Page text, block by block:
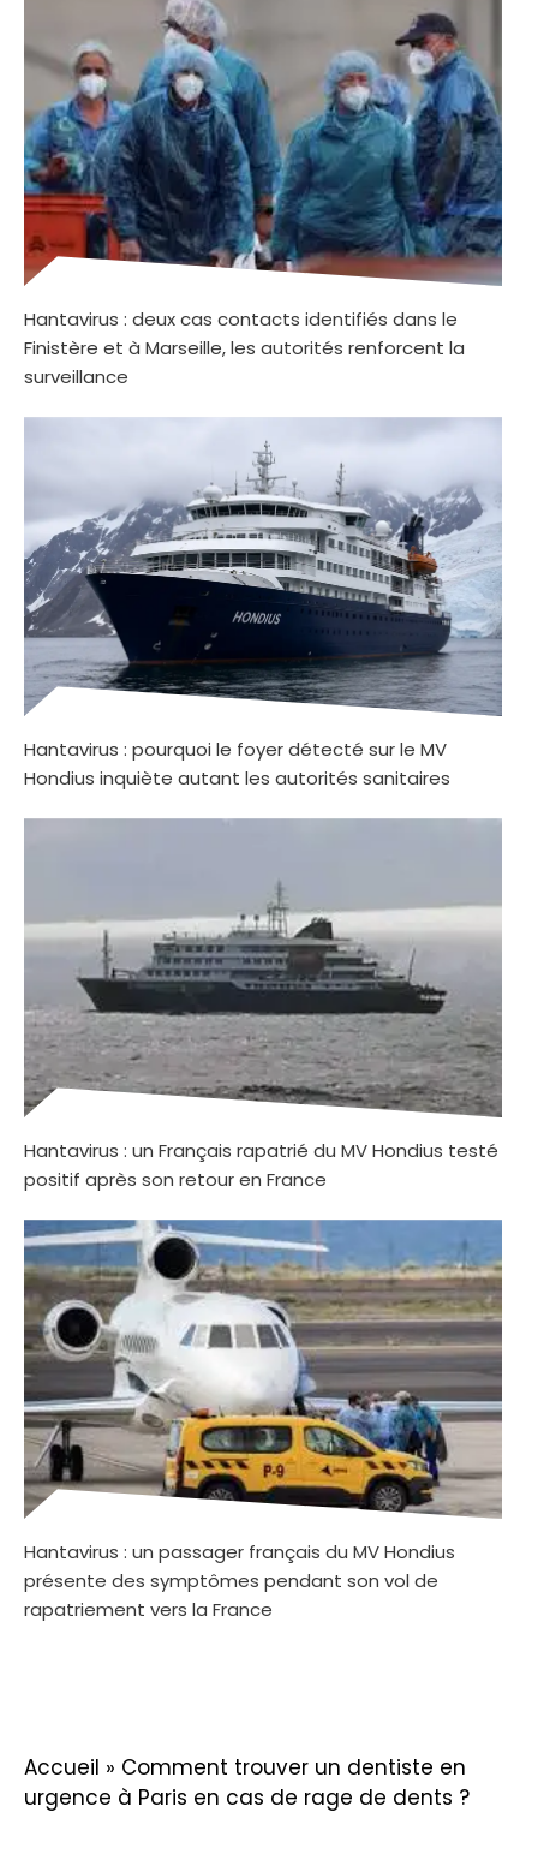
Hantavirus : deux cas contacts identifiés dans le
Finistère et à Marseille, les autorités renforcent la
surveillance
Hantavirus : pourquoi le foyer détecté sur le MV
Hondius inquiète autant les autorités sanitaires
Hantavirus : un Français rapatrié du MV Hondius testé
positif après son retour en France
Hantavirus : un passager français du MV Hondius
présente des symptômes pendant son vol de
rapatriement vers la France
Accueil » Comment trouver un dentiste en
urgence à Paris en cas de rage de dents ?